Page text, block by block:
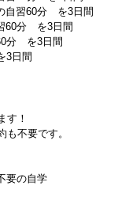
習60分 を3日間
分 を3日間
分 を3日間
日間
す！
不要です。
要の自学